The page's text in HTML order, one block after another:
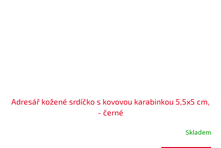
Adresář kožené srdíčko s kovovou karabinkou 5,5x5 cm,
- černé
Skladem